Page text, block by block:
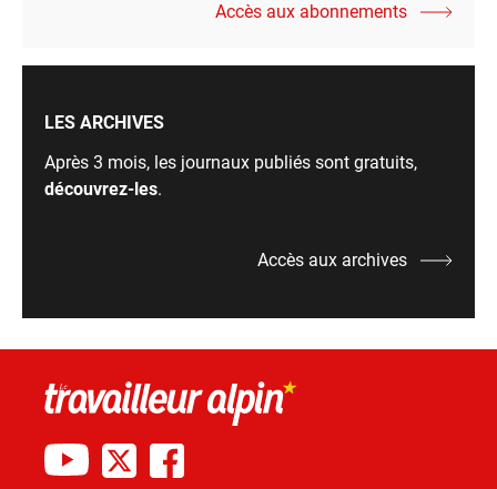
Accès aux abonnements
LES ARCHIVES
Après 3 mois, les journaux publiés sont gratuits,
découvrez-les.
Accès aux archives